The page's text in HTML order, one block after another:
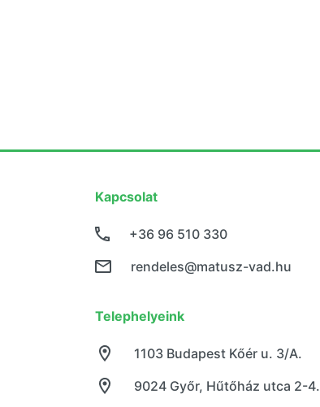
Kapcsolat
+36 96 510 330
rendeles@matusz-vad.hu
Telephelyeink
9024 Győr, Hűtőház utca 2-4.
1103 Budapest Kőér u. 3/A.